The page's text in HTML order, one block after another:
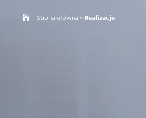
 Strona główna »Realizacje